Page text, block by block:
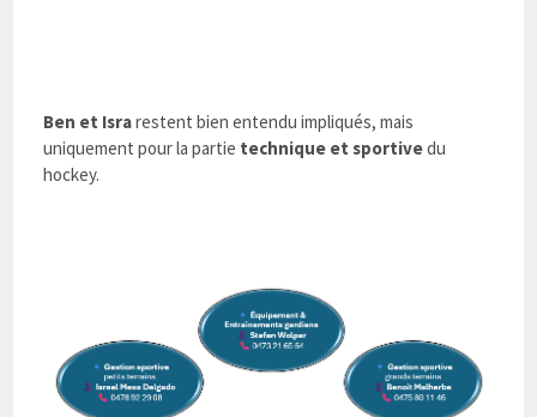
Ben et Israrestent bien entendu impliqués, mais
uniquement pour la partie technique et sportivedu
hockey.